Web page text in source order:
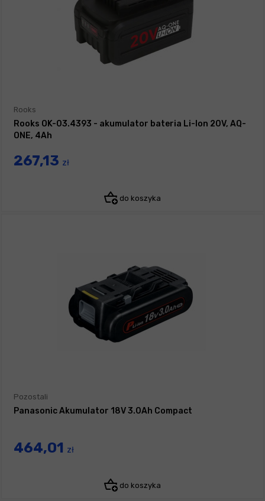
Rooks
Rooks OK-03.4393 - akumulator bateria Li-Ion 20V, AQ-
ONE, 4Ah
267,13 zł
do koszyka
Pozostali
Panasonic Akumulator 18V 3.0Ah Compact
464,01 zł
do koszyka